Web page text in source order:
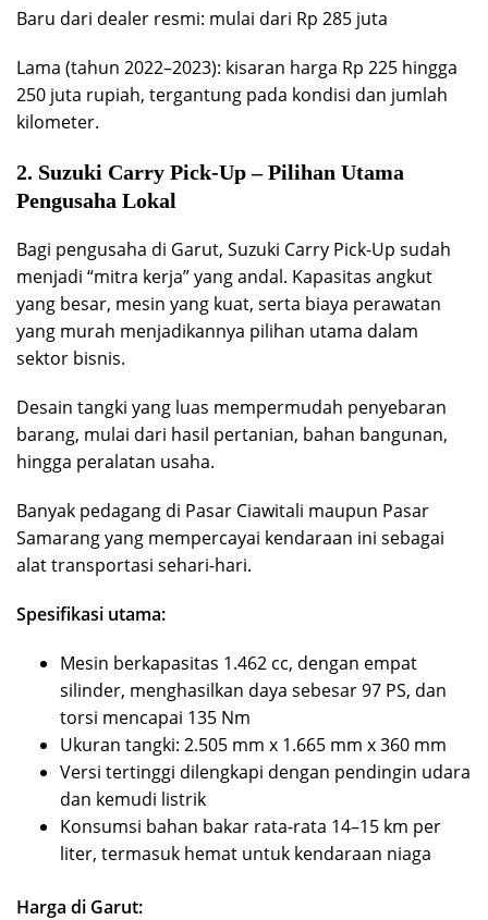
Baru dari dealer resmi: mulai dari Rp 285 juta
Lama (tahun 2022–2023): kisaran harga Rp 225 hingga
250 juta rupiah, tergantung pada kondisi dan jumlah
kilometer.
2. Suzuki Carry Pick-Up – Pilihan Utama
Pengusaha Lokal
Bagi pengusaha di Garut, Suzuki Carry Pick-Up sudah
menjadi “mitra kerja” yang andal. Kapasitas angkut
yang besar, mesin yang kuat, serta biaya perawatan
yang murah menjadikannya pilihan utama dalam
sektor bisnis.
Desain tangki yang luas mempermudah penyebaran
barang, mulai dari hasil pertanian, bahan bangunan,
hingga peralatan usaha.
Banyak pedagang di Pasar Ciawitali maupun Pasar
Samarang yang mempercayai kendaraan ini sebagai
alat transportasi sehari-hari.
Spesifikasi utama:
Mesin berkapasitas 1.462 cc, dengan empat
silinder, menghasilkan daya sebesar 97 PS, dan
torsi mencapai 135 Nm
Ukuran tangki: 2.505 mm x 1.665 mm x 360 mm
Versi tertinggi dilengkapi dengan pendingin udara
dan kemudi listrik
Konsumsi bahan bakar rata-rata 14–15 km per
liter, termasuk hemat untuk kendaraan niaga
Harga di Garut: